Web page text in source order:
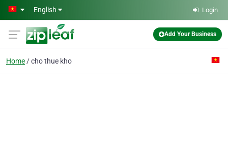
Skip to main content
English Login
Add Your Business
Home cho thue kho